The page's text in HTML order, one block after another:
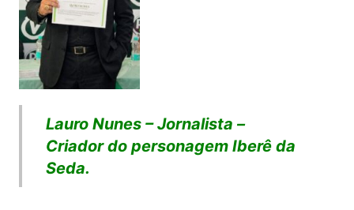
Lauro Nunes – Jornalista –
Criador do personagem Iberê da
Seda.